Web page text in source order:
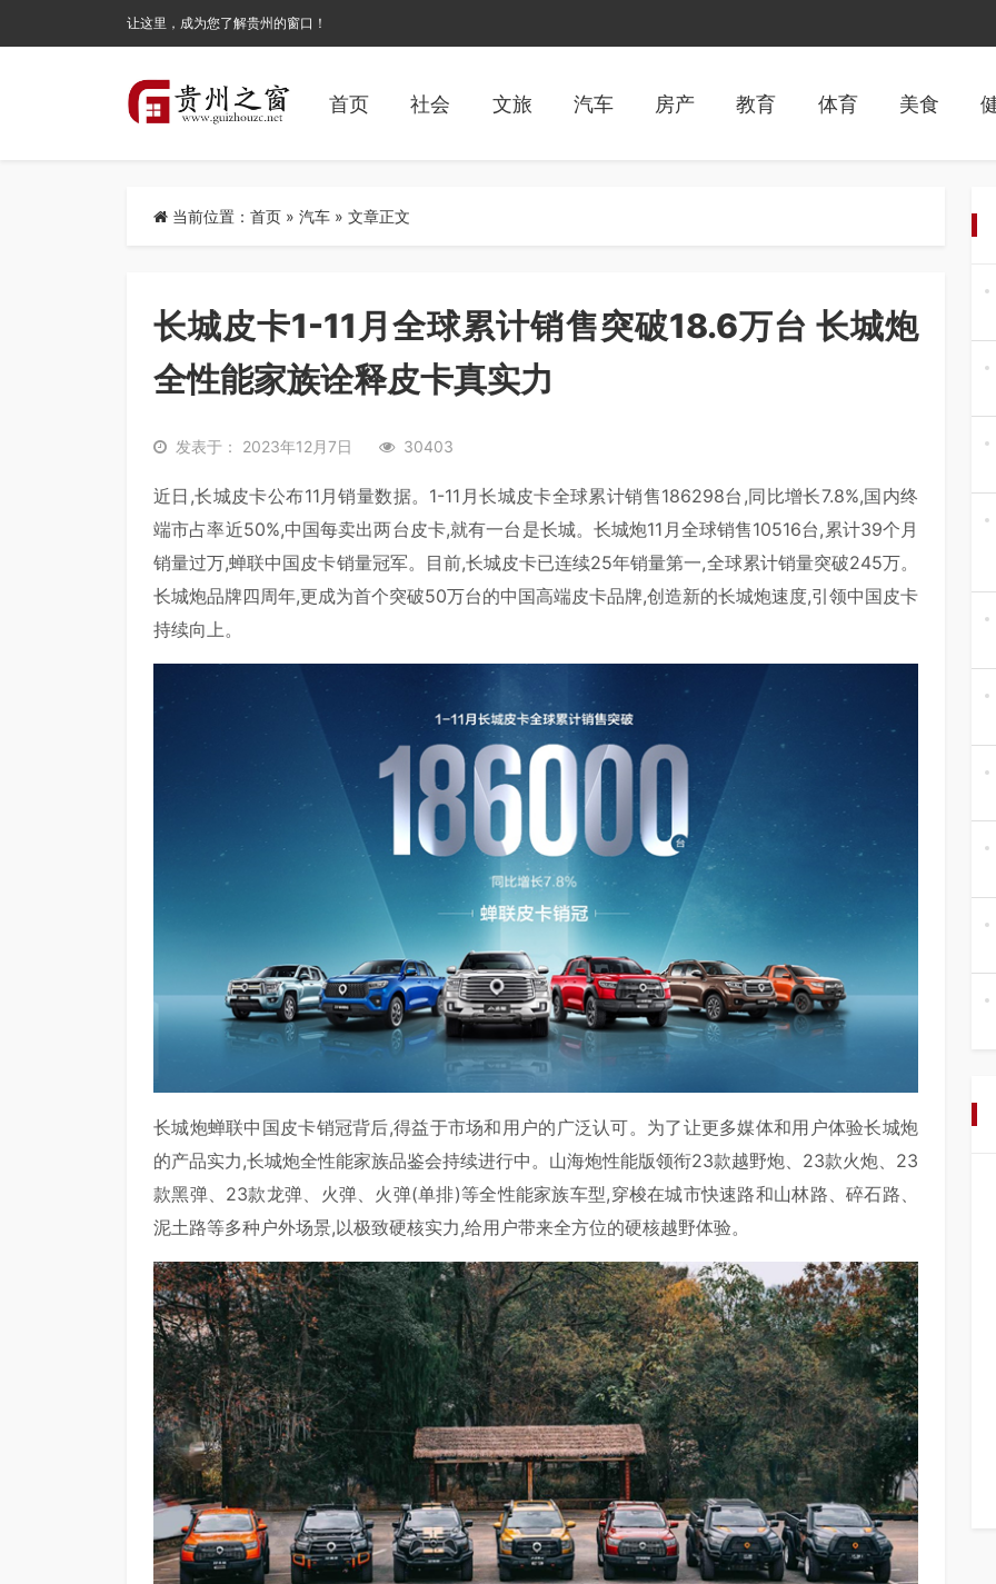
让这里，成为您了解贵州的窗口！
首页 社会 文旅 汽车 房产 教育 体育 美食
当前位置： 首页 » 汽车 » 文章正文
长城皮卡1-11月全球累计销售突破18.6万台 长城炮
全性能家族诠释皮卡真实力
发表于： 2023年12月7日 30403
近日,长城皮卡公布11月销量数据。1-11月长城皮卡全球累计销售186298台,同比增长7.8%,国内终
端市占率近50%,中国每卖出两台皮卡,就有一台是长城。长城炮11月全球销售10516台,累计39个月
销量过万,蝉联中国皮卡销量冠军。目前,长城皮卡已连续25年销量第一,全球累计销量突破245万。
长城炮品牌四周年,更成为首个突破50万台的中国高端皮卡品牌,创造新的长城炮速度,引领中国皮卡
持续向上。
长城炮蝉联中国皮卡销冠背后,得益于市场和用户的广泛认可。为了让更多媒体和用户体验长城炮
的产品实力,长城炮全性能家族品鉴会持续进行中。山海炮性能版领衔23款越野炮、23款火炮、23
款黑弹、23款龙弹、火弹、火弹(单排)等全性能家族车型,穿梭在城市快速路和山林路、碎石路、
泥土路等多种户外场景,以极致硬核实力,给用户带来全方位的硬核越野体验。